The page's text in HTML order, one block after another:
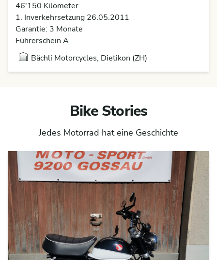
46'150 Kilometer
1. Inverkehrsetzung 26.05.2011
Garantie: 3 Monate
Führerschein A
Bächli Motorcycles, Dietikon (ZH)
Bike Stories
Jedes Motorrad hat eine Geschichte